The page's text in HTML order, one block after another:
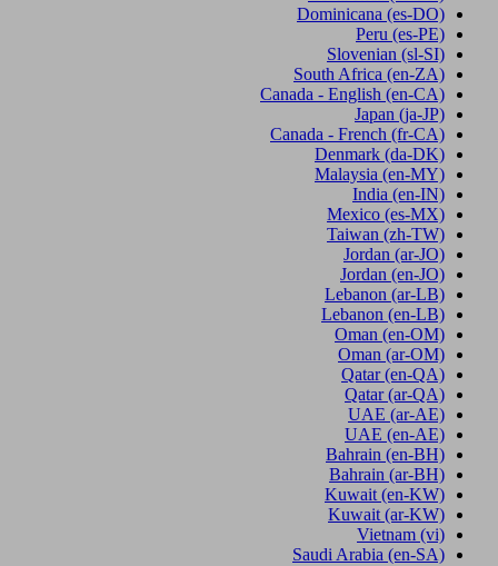
Dominicana (es-DO)
Peru (es-PE)
Slovenian (sl-SI)
South Africa (en-ZA)
Canada - English (en-CA)
Japan (ja-JP)
Canada - French (fr-CA)
Denmark (da-DK)
Malaysia (en-MY)
India (en-IN)
Mexico (es-MX)
Taiwan (zh-TW)
Jordan (ar-JO)
Jordan (en-JO)
Lebanon (ar-LB)
Lebanon (en-LB)
Oman (en-OM)
Oman (ar-OM)
Qatar (en-QA)
Qatar (ar-QA)
UAE (ar-AE)
UAE (en-AE)
Bahrain (en-BH)
Bahrain (ar-BH)
Kuwait (en-KW)
Kuwait (ar-KW)
Vietnam (vi)
Saudi Arabia (en-SA)